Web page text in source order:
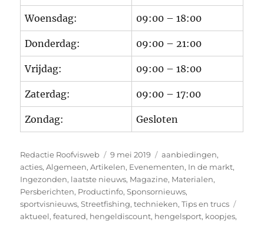
Woensdag: 09:00 – 18:00
Donderdag: 09:00 – 21:00
Vrijdag: 09:00 – 18:00
Zaterdag: 09:00 – 17:00
Zondag: Gesloten
Auteur
Redactie Roofvisweb
Geplaatst
op
9 mei 2019 Categorieën
aanbiedingen,
acties,Algemeen,Artikelen, Evenementen, In de markt,
Ingezonden, laatste nieuws, Magazine, Materialen,
Persberichten, Productinfo,Sponsornieuws,
sportvisnieuws,Streetfishing,technieken,Tips en trucs
aktueel,featured, hengeldiscount, hengelsport, koopjes,